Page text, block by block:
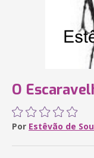
O
Por Estêvão de